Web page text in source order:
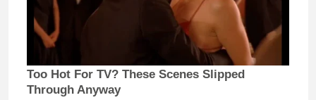
Too Hot For TV? These Scenes Slipped
Through Anyway